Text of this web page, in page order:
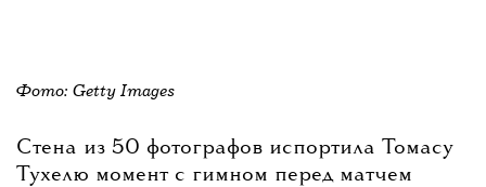
Фото: Getty Images
Стена из 50 фотографов испортила Томасу
Тухелю момент с гимном перед матчем